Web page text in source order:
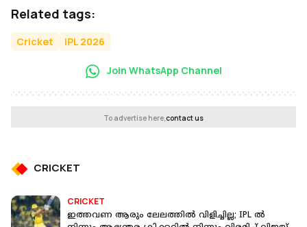
Related tags:
Cricket IPL 2026
Join WhatsApp Channel
To advertise here,contact us
CRICKET
CRICKET
ഇത്തവണ ആരും ലേലത്തിൽ വിളിച്ചില്ല; IPL ൽ